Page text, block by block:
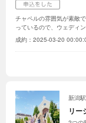
チャペルの雰囲気が素敵
っているので、ウェディ
宴会場が正方形の形にな
うお話を聞き、とてもい
れている会場です。完全
した。また、ブライダル
です。ありがとうございま
成約： 2025-03-20
新潟
リー